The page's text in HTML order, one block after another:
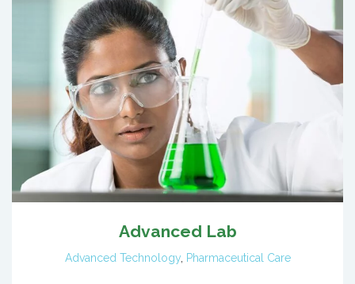
Advanced Lab
Advanced Technology, Pharmaceutical Care